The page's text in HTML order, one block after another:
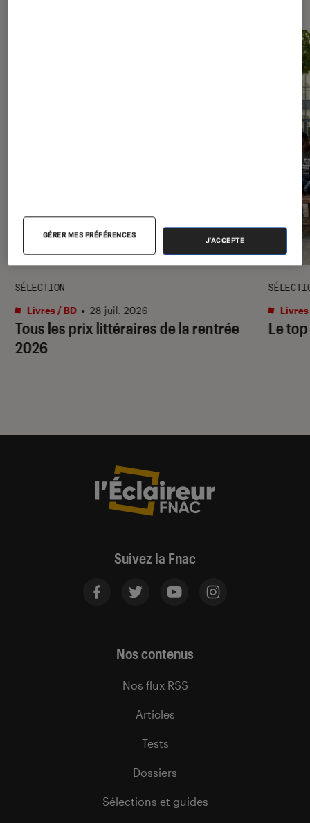
Tous les prix littéraires de la rentrée
2026
SÉLECTION
Livres / BD • 28 juil. 2026
Le
Livres
Suivez la Fnac
Nos contenus
Nos flux RSS
Articles
Tests
Dossiers
Sélections et guides
GÉRER MES PRÉFÉRENCES
J'ACCEPTE